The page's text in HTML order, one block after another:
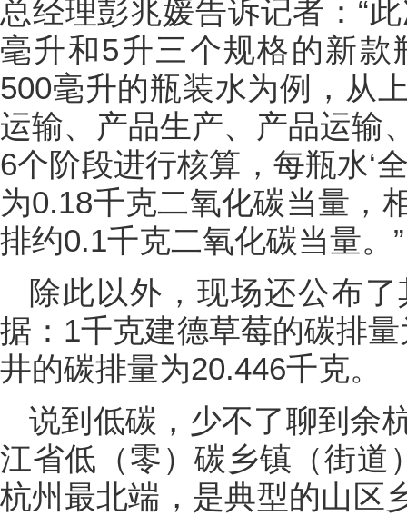
总经理彭兆媛告诉记者：“
毫升和5升三个规格的新
500毫升的瓶装水为例，从
运输、产品生产、产品运输
6个阶段进行核算，每瓶水‘
为0.18千克二氧化碳当量，
排约0.1千克二氧化碳当量。”
除此以外，现场还公布
据：1千克建德草莓的碳排
井的碳排量为20.446千克。
说到低碳，少不了聊到余
江省低（零）碳乡镇（街道
杭州最北端，是典型的山区